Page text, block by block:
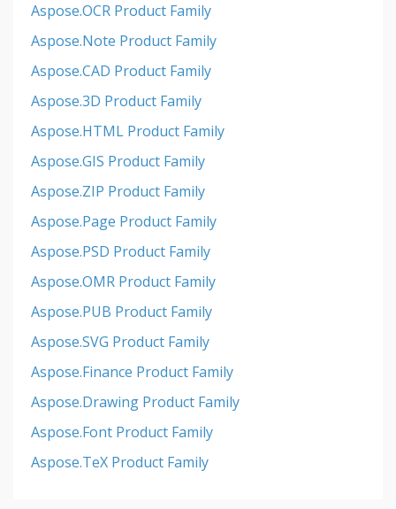
Aspose.OCR Product Family
Aspose.Note Product Family
Aspose.CAD Product Family
Aspose.3D Product Family
Aspose.HTML Product Family
Aspose.GIS Product Family
Aspose.ZIP Product Family
Aspose.Page Product Family
Aspose.PSD Product Family
Aspose.OMR Product Family
Aspose.PUB Product Family
Aspose.SVG Product Family
Aspose.Finance Product Family
Aspose.Drawing Product Family
Aspose.Font Product Family
Aspose.TeX Product Family